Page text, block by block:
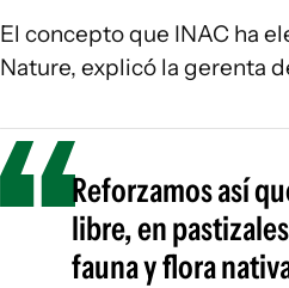
El concepto que INAC ha
Nature, explicó la gerenta
Reforzamos así
libre, en
fauna y flora